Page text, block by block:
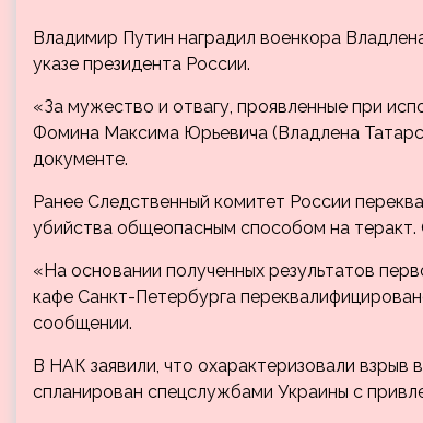
Владимир Путин наградил военкора
указе президента России.
«За мужество и отвагу, проявленные при
Фомина Максима Юрьевича (Владлена
документе.
Ранее Следственный комитет России
убийства общеопасным способом на
«На основании полученных результатов
кафе Санкт-Петербурга
сообщении.
В НАК заявили, что охарактеризовали взрыв
спланирован спецслужбами Украины с